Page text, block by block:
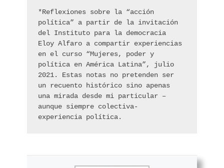
*Reflexiones sobre la “acción
política” a partir de la invitación
del Instituto para la democracia
Eloy Alfaro a compartir experiencias
en el curso “Mujeres, poder y
política en América Latina”, julio
2021. Estas notas no pretenden ser
un recuento histórico sino apenas
una mirada desde mi particular –
aunque siempre colectiva-
experiencia política.